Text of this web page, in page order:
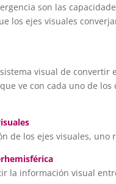
son las
los ejes visuales
visual de convertir
ve con cada uno de los
de los ejes visuales, uno
la información visual